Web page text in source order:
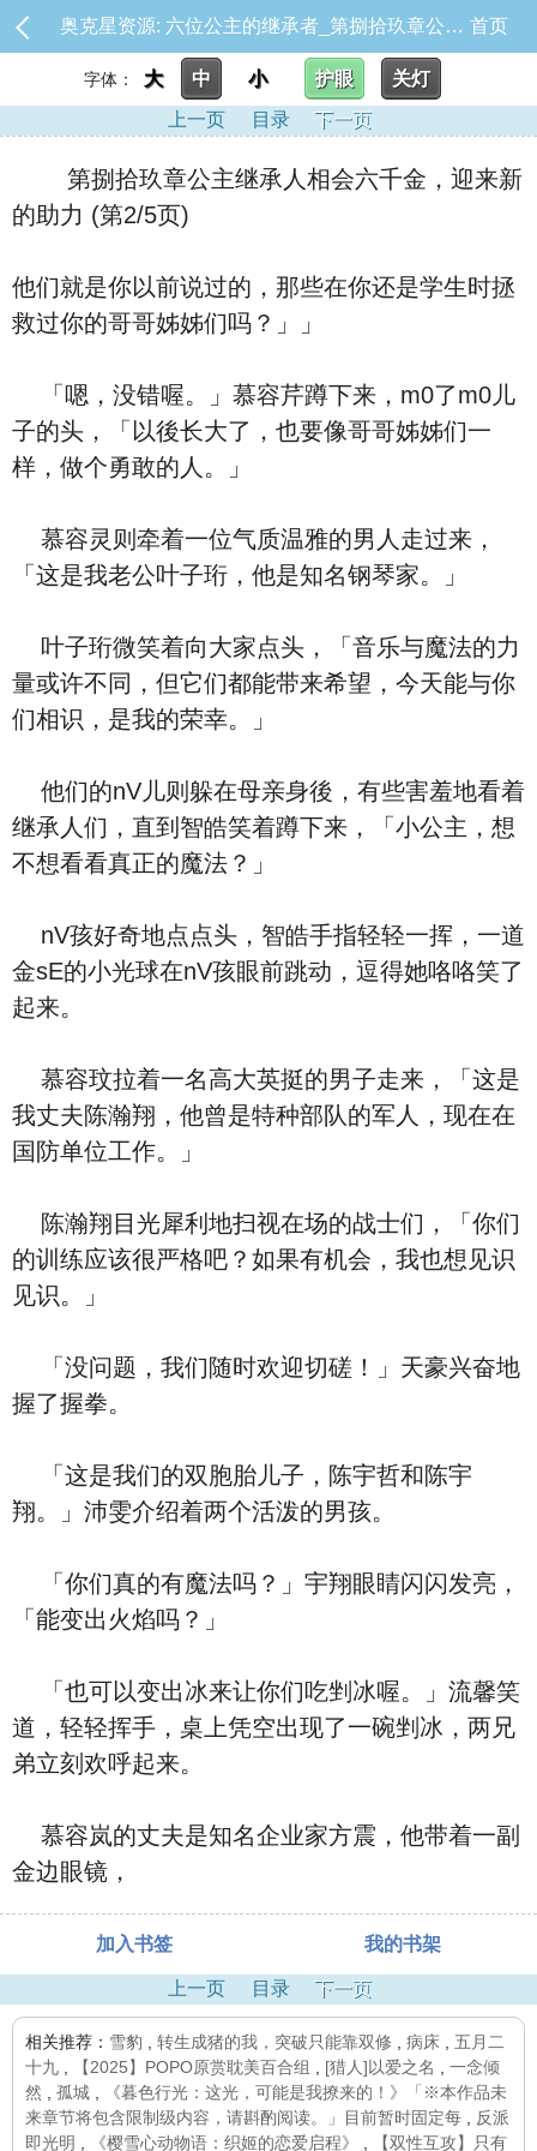
奥克星资源: 六位公主的继承者_第捌拾玖章公主继承人相会六千金，迎来新的助力 首页
字体： 大 中 小 护眼
关灯
上一页
目录 下一页
第捌拾玖章公主继承人相会六千金，迎来新
的助力 (第2/5页)
他们就是你以前说过的，那些在你还是学生时拯
救过你的哥哥姊姊们吗？」」
「嗯，没错喔。」慕容芹蹲下来，m0了m0儿
子的头，「以後长大了，也要像哥哥姊姊们一
样，做个勇敢的人。」
慕容灵则牵着一位气质温雅的男人走过来，
「这是我老公叶子珩，他是知名钢琴家。」
叶子珩微笑着向大家点头，「音乐与魔法的力
量或许不同，但它们都能带来希望，今天能与你
们相识，是我的荣幸。」
他们的nV儿则躲在母亲身後，有些害羞地看着
继承人们，直到智皓笑着蹲下来，「小公主，想
不想看看真正的魔法？」
nV孩好奇地点点头，智皓手指轻轻一挥，一道
金sE的小光球在nV孩眼前跳动，逗得她咯咯笑了
起来。
慕容玟拉着一名高大英挺的男子走来，「这是
我丈夫陈瀚翔，他曾是特种部队的军人，现在在
国防单位工作。」
陈瀚翔目光犀利地扫视在场的战士们，「你们
的训练应该很严格吧？如果有机会，我也想见识
见识。」
「没问题，我们随时欢迎切磋！」天豪兴奋地
握了握拳。
「这是我们的双胞胎儿子，陈宇哲和陈宇
翔。」沛雯介绍着两个活泼的男孩。
「你们真的有魔法吗？」宇翔眼睛闪闪发亮，
「能变出火焰吗？」
「也可以变出冰来让你们吃剉冰喔。」流馨笑
道，轻轻挥手，桌上凭空出现了一碗剉冰，两兄
弟立刻欢呼起来。
慕容岚的丈夫是知名企业家方震，他带着一副
金边眼镜，
加入书签 我的书架
上一页 目录 下一页
相关推荐： 雪豹 转生成猪的我，突破只能靠双修 病床
五月二
十九
【2025】POPO原赏耽美百合组 [猎人]以爱之名
一念倾
然
孤城
《暮色行光：这光，可能是我撩来的！》「※本作品未
来章节将包含限制级内容，请斟酌阅读。」目前暂时固定每
反派
即光明
《樱雪心动物语：织姬的恋爱启程》 【双性互攻】只有